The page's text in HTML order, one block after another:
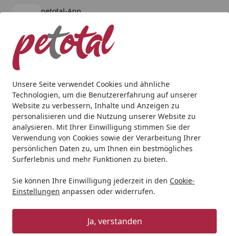
Unsere Seite verwendet Cookies und ähnliche
Technologien, um die Benutzererfahrung auf unserer
Website zu verbessern, Inhalte und Anzeigen zu
personalisieren und die Nutzung unserer Website zu
analysieren. Mit Ihrer Einwilligung stimmen Sie der
Verwendung von Cookies sowie der Verarbeitung Ihrer
persönlichen Daten zu, um Ihnen ein bestmögliches
Surferlebnis und mehr Funktionen zu bieten.
Sie können Ihre Einwilligung jederzeit in den Cookie-
Einstellungen anpassen oder widerrufen.
Ja, verstanden
petotal-App
kostenlos - Im App Store
Alle Produkte
Mein Konto
Suchen
Startseite
Hund Hundetrockenfutter HAPPY DOG HAPPY DOG
HAPPY DOG fit & vital Sport
Hundetrockenfutter
(1 Bewertung)
BALD VERGRIFFEN